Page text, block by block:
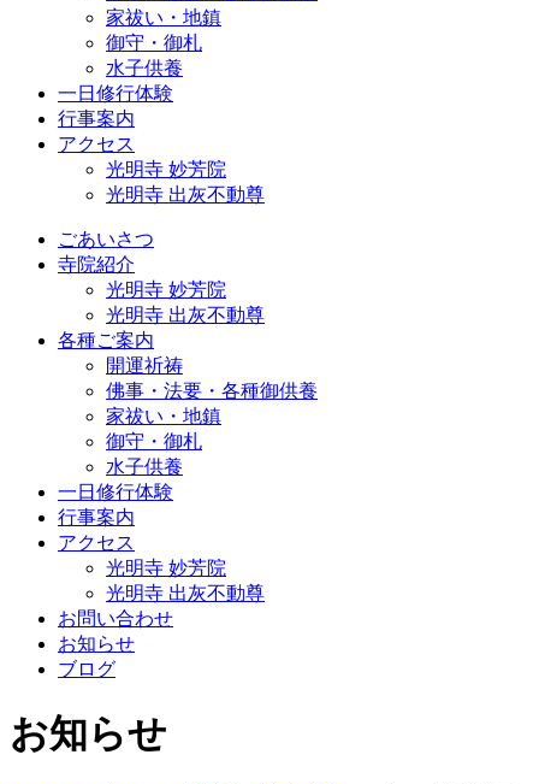
家祓い・地鎮
御守・御札
水子供養
一日修行体験
行事案内
アクセス
光明寺 妙芳院
光明寺 出灰不動尊
ごあいさつ
寺院紹介
光明寺 妙芳院
光明寺 出灰不動尊
各種ご案内
開運祈祷
佛事・法要・各種御供養
家祓い・地鎮
御守・御札
水子供養
一日修行体験
行事案内
アクセス
光明寺 妙芳院
光明寺 出灰不動尊
お問い合わせ
お知らせ
ブログ
お知らせ